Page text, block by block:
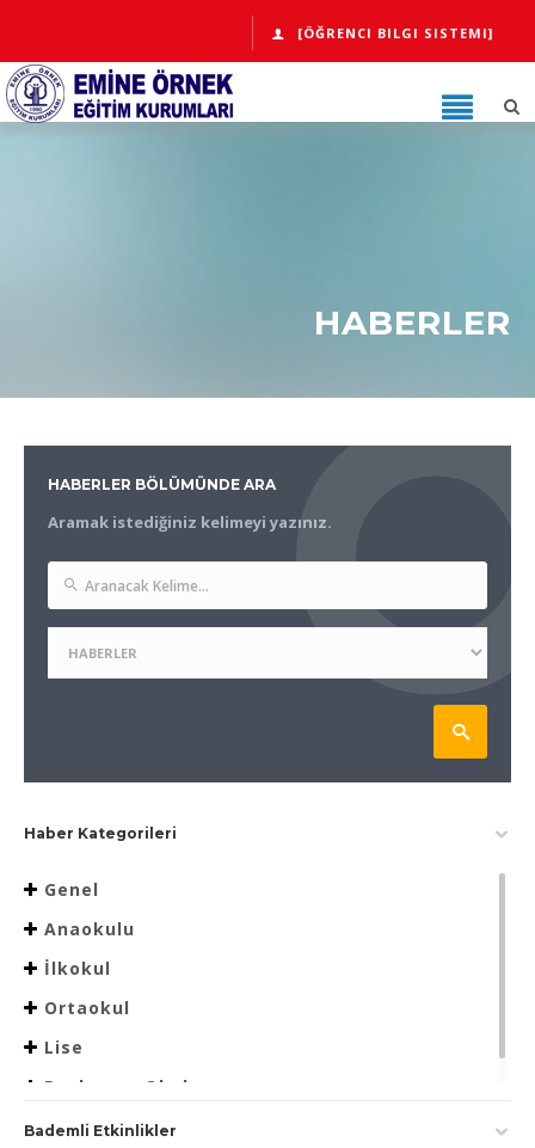
[ÖĞRENCI BILGI SISTEMI]
HABERLER
HABERLER BÖLÜMÜNDE ARA
Aramak istediğiniz kelimeyi yazınız.
Haber Kategorileri
Genel
Anaokulu
İlkokul
Ortaokul
Lise
Beslenme Okulu
Bademli Etkinlikler